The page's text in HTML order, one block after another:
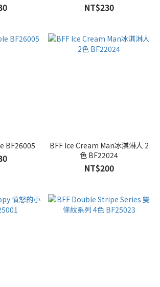
NT$230
BF26005
BFF Ice Cream Man冰淇淋人 2
色 BF22024
NT$200